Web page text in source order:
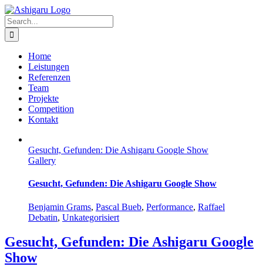
Skip
to
content
Search
for:
Home
Leistungen
Referenzen
Team
Projekte
Competition
Kontakt
Gesucht, Gefunden: Die Ashigaru Google Show
Gallery
Gesucht, Gefunden: Die Ashigaru Google Show
Benjamin Grams, Pascal Bueb, Performance, Raffael
Debatin, Unkategorisiert
Gesucht, Gefunden: Die Ashigaru Google
Show